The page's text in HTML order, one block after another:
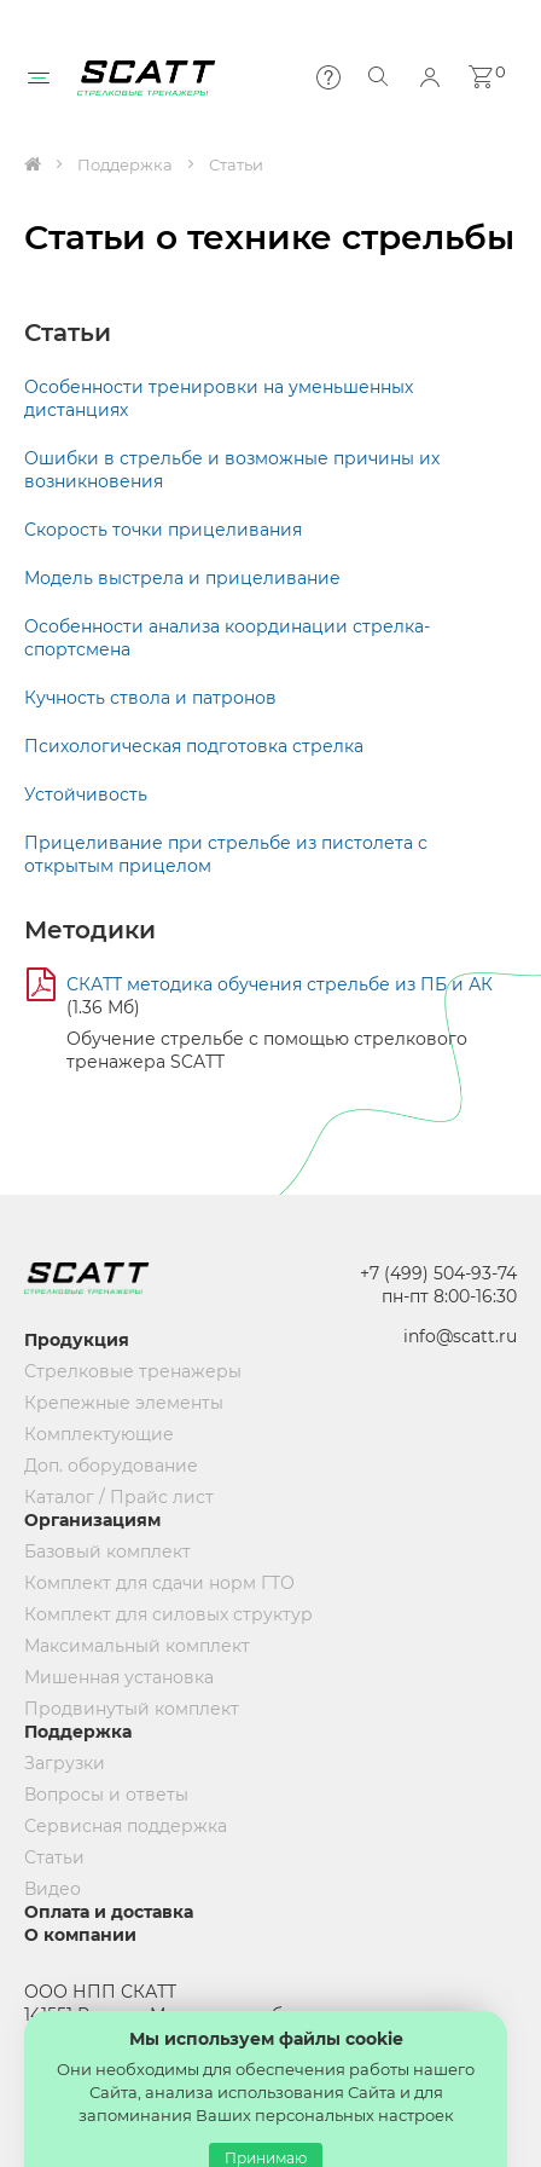
0
Поддержка Статьи
Статьи о технике стрельбы
Статьи
Особенности тренировки на уменьшенных
дистанциях
Ошибки в стрельбе и возможные причины их
возникновения
Скорость точки прицеливания
Модель выстрела и прицеливание
Особенности анализа координации стрелка-
спортсмена
Кучность ствола и патронов
Психологическая подготовка стрелка
Устойчивость
Прицеливание при стрельбе из пистолета с
открытым прицелом
Методики
СКАТТ методика обучения стрельбе из ПБ и АК
(1.36 Мб)
Обучение стрельбе с помощью стрелкового
тренажера SCATT
Продукция
Стрелковые тренажеры
Крепежные элементы
Комплектующие
Доп. оборудование
Каталог / Прайс лист
Организациям
Базовый комплект
Комплект для сдачи норм ГТО
Комплект для силовых структур
Максимальный комплект
Мишенная установка
Продвинутый комплект
Поддержка
Загрузки
Вопросы и ответы
Сервисная поддержка
Статьи
Видео
Оплата и доставка
О компании
+7 (499) 504-93-74
пн-пт 8:00-16:30
info@scatt.ru
ООО НПП СКАТТ
141551 Россия, Московская область,
Солнечногорский район, пос.
Андреевка, стр. 3-Б, офис 56
Политика конфиденциальности
Согласие на обработку файлов cookies
Мы используем файлы cookie
Они необходимы для обеспечения работы нашего
Сайта, анализа использования Сайта и для
запоминания Ваших персональных настроек
Принимаю